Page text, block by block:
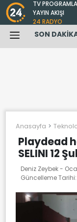
TV
YAYIN AKIŞI
24 RADYO
SON
Anasayfa
Playdead
SELINI 12
Deniz Zeybek -
Güncelleme Tarihi: